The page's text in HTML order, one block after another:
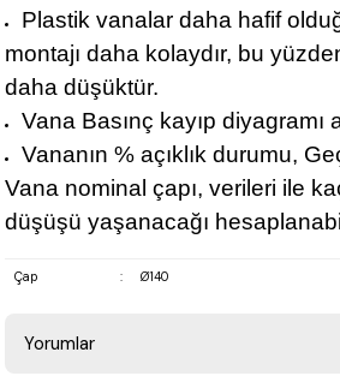
Plastik vanalar daha hafif
montajı daha kolaydır, bu
daha düşüktür.
Vana Basınç kayıp diyagramı
Vananın % açıklık durumu,
Vana nominal çapı, verileri ile
düşüşü yaşanacağı
Çap : Ø140
Yorumlar